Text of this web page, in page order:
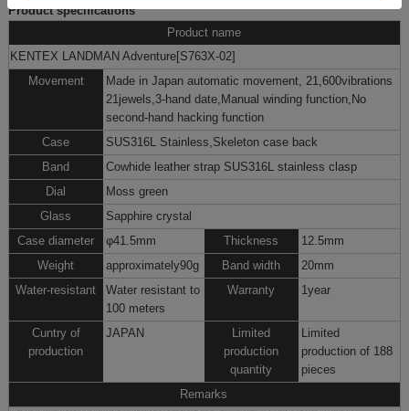
Product specifications
Product name
KENTEX LANDMAN Adventure[S763X-02]
Movement
Made in Japan automatic movement, 21,600vibrations
21jewels,3-hand date,Manual winding function,No
second-hand hacking function
Case
SUS316L Stainless,Skeleton case back
Band
Cowhide leather strap SUS316L stainless clasp
Dial
Moss green
Glass
Sapphire crystal
Case diameter
φ41.5mm Thickness
12.5mm
Weight
approximately90g Band width
20mm
Water-resistant
Water resistant to
100 meters
Warranty 1year
Cuntry of
production
JAPAN
Limited
production
quantity
Limited
production of 188
pieces
Remarks